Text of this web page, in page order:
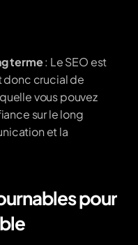
terme : Le SEO est
donc crucial de
vous pouvez
sur le long
et la
pour